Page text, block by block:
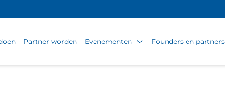
Partner worden Evenementen Founders en partners